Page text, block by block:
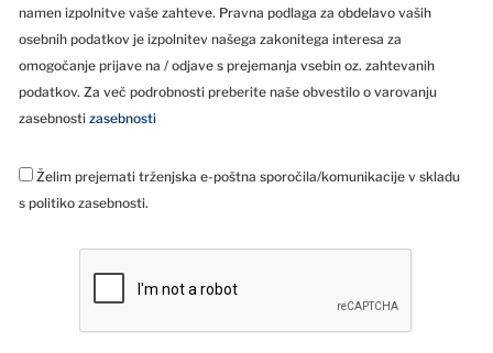
namen izpolnitve vaše zahteve. Pravna podlaga za obdelavo vaših
osebnih podatkov je izpolnitev našega zakonitega interesa za
omogočanje prijave na / odjave s prejemanja vsebin oz. zahtevanih
podatkov. Za več podrobnosti preberite naše obvestilo o varovanju
zasebnosti zasebnosti
Želim prejemati trženjska e-poštna sporočila/komunikacije v skladu
s politiko zasebnosti.